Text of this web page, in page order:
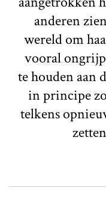
anderen
wereld om
vooral
te houden aan
in principe
telkens